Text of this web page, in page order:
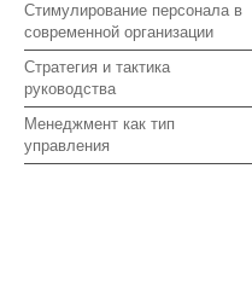
Стимулирование персонала в
современной организации
Стратегия и тактика
руководства
Менеджмент как тип
управления